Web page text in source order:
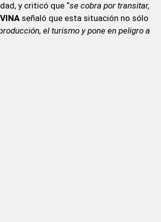
y criticó que “se cobra por transitar,
señaló que esta situación no sólo
el turismo y pone en peligro a